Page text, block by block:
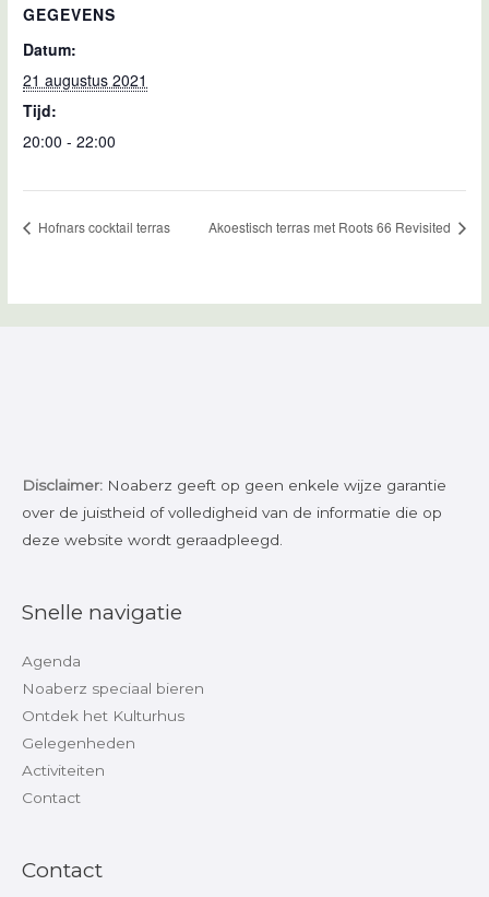
GEGEVENS
Datum:
21 augustus 2021
Tijd:
20:00 - 22:00
Hofnars cocktail terras Akoestisch terras met Roots 66 Revisited
Disclaimer: Noaberz geeft op geen enkele wijze garantie
over de juistheid of volledigheid van de informatie die op
deze website wordt geraadpleegd.
Snelle navigatie
Agenda
Noaberz speciaal bieren
Ontdek het Kulturhus
Gelegenheden
Activiteiten
Contact
Contact